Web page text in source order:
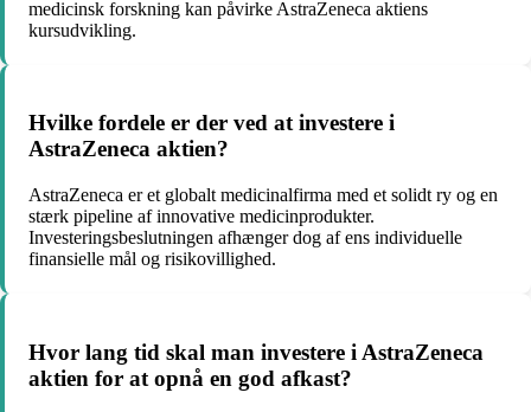
medicinsk forskning kan påvirke AstraZeneca aktiens
kursudvikling.
Hvilke fordele er der ved at investere i
AstraZeneca aktien?
AstraZeneca er et globalt medicinalfirma med et solidt ry og en
stærk pipeline af innovative medicinprodukter.
Investeringsbeslutningen afhænger dog af ens individuelle
finansielle mål og risikovillighed.
Hvor lang tid skal man investere i AstraZeneca
aktien for at opnå en god afkast?